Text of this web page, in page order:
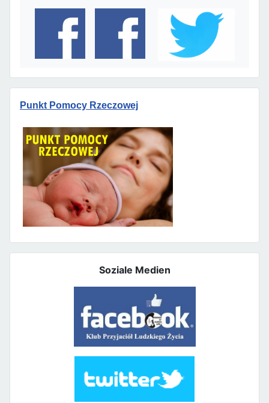
Punkt Pomocy Rzeczowej
Soziale Medien